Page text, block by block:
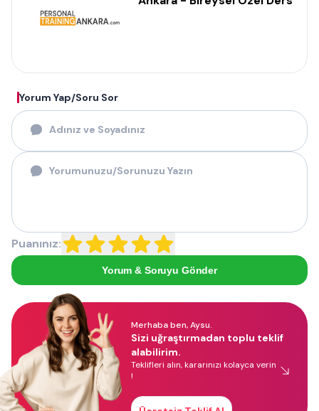
Yorum Yap/Soru Sor
Puanınız:
Yorum & Soruyu Gönder
Merhaba ben, Aysu.
Sizi uğraştırmadan toplu teklif
alabilirim.
Teklifleri alın, kararınızı kolayca verin
!